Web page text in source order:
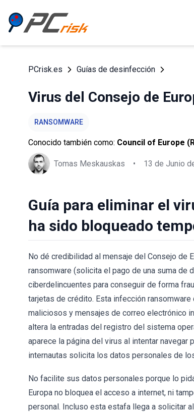
PCrisk.es Guías de desinfección
Virus del Consejo de
RANSOMWARE
Conocido también como: Council of Europe
Tomas Meskauskas • 13 de Junio
Guía para eliminar el
ha sido bloqueado
No dé credibilidad al mensaje del Consejo de
ransomware (solicita el pago de una suma de
ciberdelincuentes para conseguir de forma
tarjetas de crédito. Esta infección
maliciosos y mensajes de correo electrónico
altera la entradas del registro del sistema
aparece la página del virus al intentar
internautas solicita los datos personales de
No facilite sus datos personales porque lo
Europa no bloquea el acceso a internet, ni
personal. Incluso esta estafa llega a solicitar